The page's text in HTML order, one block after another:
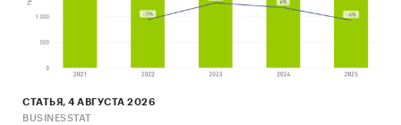
Порталы раскрытия информации
(отчетность открытых акционерных
обществ)
Интервью с отдельными экспертами
отрасли, материалы отраслевых
СТАТЬЯ, 4 АВГУСТА 2026
BUSINESSTAT